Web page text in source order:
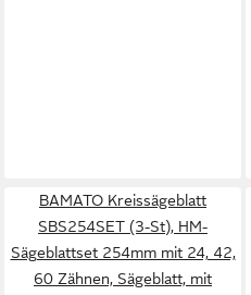
BAMATO Kreissägeblatt
SBS254SET (3-St), HM-
Sägeblattset 254mm mit 24, 42,
60 Zähnen, Sägeblatt, mit